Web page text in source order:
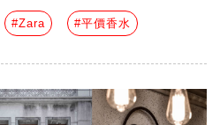
#Zara #平價香水